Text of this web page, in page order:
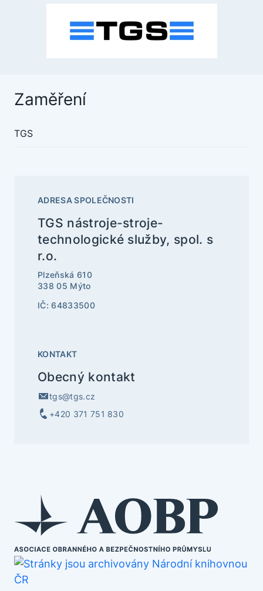
Zaměření
TGS
ADRESA SPOLEČNOSTI
TGS nástroje-stroje-
technologické služby, spol. s
r.o.
Plzeňská 610
338 05 Mýto
IČ: 64833500
KONTAKT
Obecný kontakt
tgs@tgs.cz
+420 371 751 830